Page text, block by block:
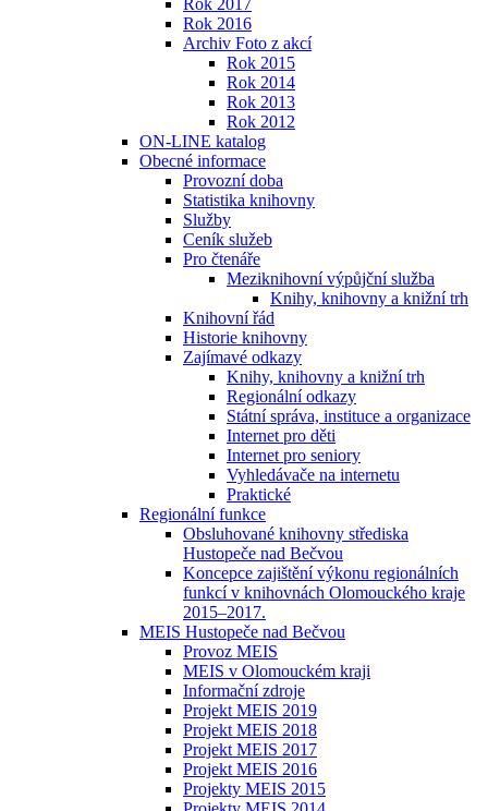
Rok 2017
Rok 2016
Archiv Foto z akcí
Rok 2015
Rok 2014
Rok 2013
Rok 2012
ON-LINE katalog
Obecné informace
Provozní doba
Statistika knihovny
Služby
Ceník služeb
Pro čtenáře
Meziknihovní výpůjční služba
Knihy, knihovny a knižní trh
Knihovní řád
Historie knihovny
Zajímavé odkazy
Knihy, knihovny a knižní trh
Regionální odkazy
Státní správa, instituce a organizace
Internet pro děti
Internet pro seniory
Vyhledávače na internetu
Praktické
Regionální funkce
Obsluhované knihovny střediska
Hustopeče nad Bečvou
Koncepce zajištění výkonu regionálních
funkcí v knihovnách Olomouckého kraje
2015–2017.
MEIS Hustopeče nad Bečvou
Provoz MEIS
MEIS v Olomouckém kraji
Informační zdroje
Projekt MEIS 2019
Projekt MEIS 2018
Projekt MEIS 2017
Projekt MEIS 2016
Projekty MEIS 2015